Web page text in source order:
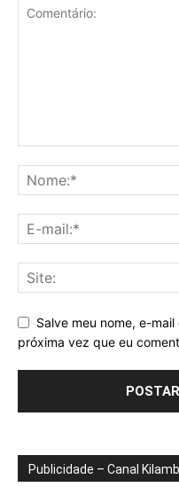
Salve meu nome, e-
próxima vez que eu
Publicidade – Canal